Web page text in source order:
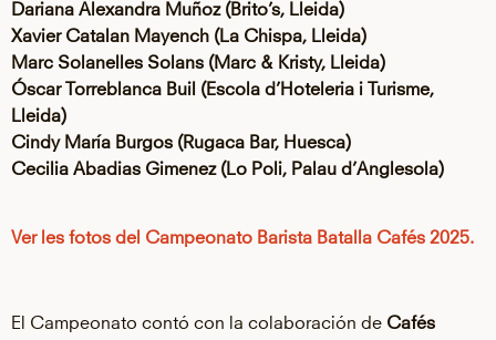
Dariana Alexandra Muñoz (Brito’s, Lleida)
Xavier Catalan Mayench (La Chispa, Lleida)
Marc Solanelles Solans (Marc & Kristy, Lleida)
Óscar Torreblanca Buil (Escola d’Hoteleria i Turisme,
Lleida)
Cindy María Burgos (Rugaca Bar, Huesca)
Cecilia Abadias Gimenez (Lo Poli, Palau d’Anglesola)
Ver les fotos del Campeonato Barista Batalla Cafés 2025.
El Campeonato contó con la colaboración de Cafés